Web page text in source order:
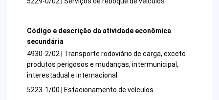
Código e descrição da atividade econômica
secundária
4930-2/02 | Transporte rodoviário de carga, exceto
produtos perigosos e mudanças, intermunicipal,
interestadual e internacional
5223-1/00 | Estacionamento de veículos